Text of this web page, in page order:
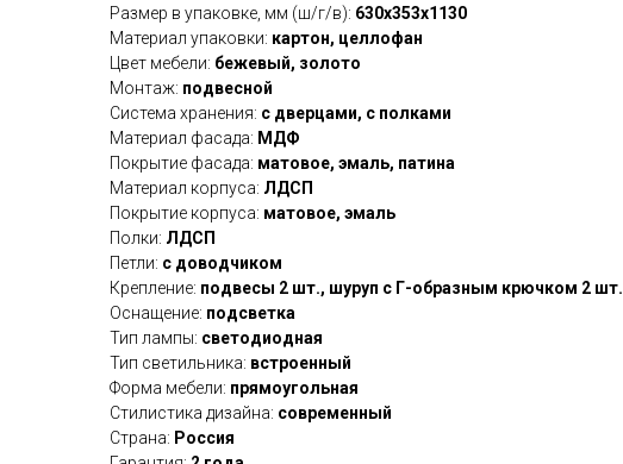
Размер в упаковке, мм (ш/г/в): 630x353x1130
Материал упаковки: картон, целлофан
Цвет мебели: бежевый, золото
Монтаж: подвесной
Система хранения: с дверцами, с полками
Материал фасада: МДФ
Покрытие фасада: матовое, эмаль, патина
Материал корпуса: ЛДСП
Покрытие корпуса: матовое, эмаль
Полки: ЛДСП
Петли: с доводчиком
Крепление: подвесы 2 шт., шуруп с Г-образным крючком 2 шт.
Оснащение: подсветка
Тип лампы: светодиодная
Тип светильника: встроенный
Форма мебели: прямоугольная
Стилистика дизайна: современный
Страна: Россия